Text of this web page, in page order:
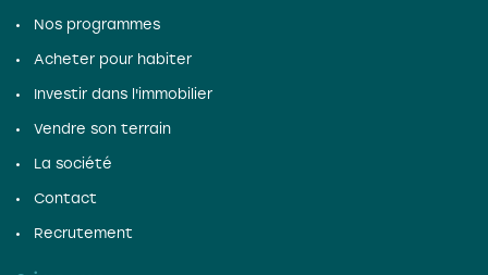
Nos programmes
Acheter pour habiter
Investir dans l'immobilier
Vendre son terrain
La société
Contact
Recrutement